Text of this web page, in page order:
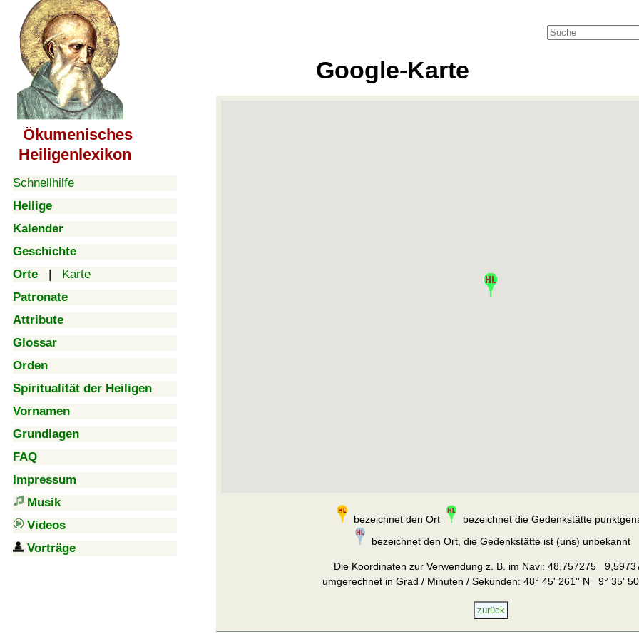
Ökumenisches
Heiligenlexikon
Schnellhilfe
Heilige
Kalender
Geschichte
Orte | Karte
Patronate
Attribute
Glossar
Orden
Spiritualität der Heiligen
Vornamen
Grundlagen
FAQ
Impressum
Musik
Videos
Vorträge
Google-Karte
bezeichnet den Ort
bezeichnet die Gedenkstätte
bezeichnet den Ort, die Gedenkstätte ist (uns) unbekannt
Die Koordinaten zur Verwendung z. B. im Navi: 48,757275
umgerechnet in Grad / Minuten / Sekunden: 48° 45' 261'' N 9° 35'